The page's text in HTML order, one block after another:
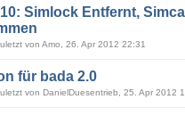
Simlock Entfernt,
von Amo, 26. Apr 2012 22:31
für bada 2.0
von DanielDuesentrieb, 25. Apr 2012